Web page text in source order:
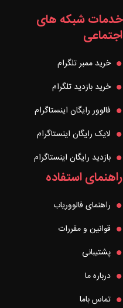
خدمات شبکه های
اجتماعی
خرید ممبر تلگرام
خرید بازدید تلگرام
فالوور رایگان اینستاگرام
لایک رایگان اینستاگرام
بازدید رایگان اینستاگرام
راهنمای استفاده
راهنمای فالووریاب
قوانین و مقررات
پشتیبانی
درباره ما
تماس باما